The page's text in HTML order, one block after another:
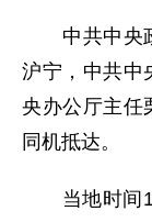
中共中央政
沪宁，中共中
央办公厅主任
同机抵达。
当地时间10